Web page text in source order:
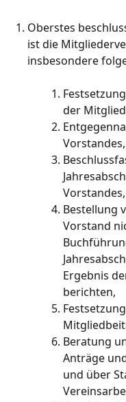
Oberstes
ist die
insbesondere
der
Vorstandes,
Vorstandes,
Bestellung
Vorstand
Ergebnis
berichten,
Beratung
Anträge
und über